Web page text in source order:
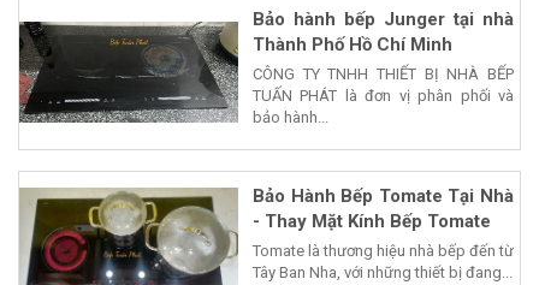
Bảo hành bếp Junger tại nhà
Thành Phố Hồ Chí Minh
CÔNG TY TNHH THIẾT BỊ NHÀ BẾP
TUẤN PHÁT là đơn vị phân phối và
bảo hành...
Bảo Hành Bếp Tomate Tại Nhà
- Thay Mặt Kính Bếp Tomate
Tomate là thương hiệu nhà bếp đến từ
Tây Ban Nha, với những thiết bị đang...